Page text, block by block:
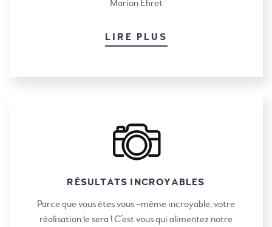
Marion Ehret
LIRE PLUS
RÉSULTATS INCROYABLES
Parce que vous êtes vous –même incroyable, votre
réalisation le sera ! C’est vous qui alimentez notre